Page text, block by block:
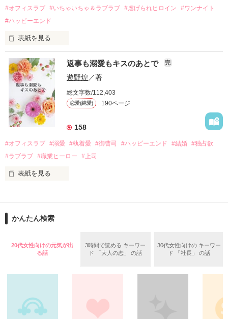
運命のような再会を果たす。
酔った勢いで一夜を共にしてしまった。
さらに、美桜が初めてだと知った哲平は
『責任をとる、結婚しよう』と真っ直ぐに告げてきた。
戸惑う美桜とは裏腹に、好きという気持ちを隠すことなく
甘やかしてくる。
そんなある日、哲平は美桜がストーカー被害に
遭っていることを知る。
美桜を守るため、哲平は同居を提案してきて――。
夏木美桜(なつきみお)
鳴海哲平 (なるみてっぺい)
2026.6.5～2026.7.25
＊以前、公開していた話の改稿版です＊
#オフィスラブ #いちゃいちゃ＆ラブラブ #虐げられヒロイン
#ワンナイト
#ハッピーエンド
表紙を見る
おかしな噂を流されて前の職場でうまくいかなかった梅田美
桜は、海外で傷心旅行をしていたところ、日本人美青年と出会
い、酒の勢いもあり一夜限りの関係となる。
帰国後、美桜は新しい職場でワンナイトした美青年と再会。
なんと彼の正体は、とある財閥御曹司にも関わらず、一族を離
れて起業した新進気鋭の実業家、社内でも冷徹だと評判な社長
――御影恭司その人だったのだ――！
なぜか恭司から飼い猫の世話係を命じられた美桜は、猫の世
の関係となってしまい――？
返事も溺愛もキスのあとで 完
遊野煌／著
総文字数/112,403
恋愛(純愛) 190ページ
158
#オフィスラブ #溺愛 #執着愛 #御曹司 #ハッピーエンド #結婚 #独占欲
#ラブラブ #職業ヒーロー #上司
表紙を見る
ションの企画戦略室で働いている。
めた、同期で恋人の石垣守（26）がいるのだが、後輩の姫原由
いた。
守と由羅から『便利屋雛子』と馬鹿にされ、一人こっそり泣い
鷹哉『宜しくな、俺の雛子』🦅
雛子『俺の……ひぃ、雛子？！！！』🐥
かんたん検索
20代女性向けの元気が出
る話
3時間で読める キーワー
ド 「大人の恋」 の話
30代女性向けの キーワー
ド 「社長」 の話